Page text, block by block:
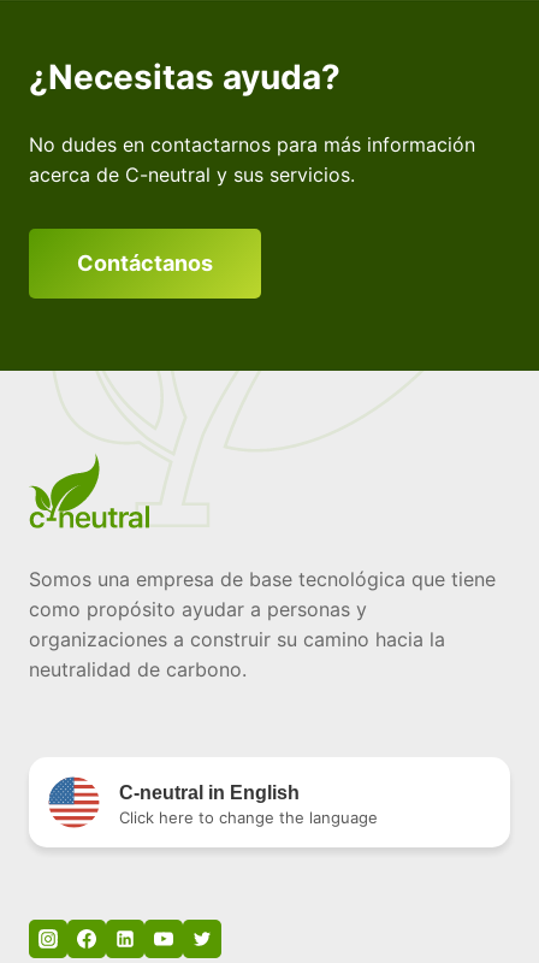
HASTA
¿Necesitas ayuda?
No dudes en contactarnos para más información
acerca de C-neutral y sus servicios.
Contáctanos
Somos una empresa de base tecnológica que tiene
como propósito ayudar a personas y
organizaciones a construir su camino hacia la
neutralidad de carbono.
C-neutral in English
Click here to change the language